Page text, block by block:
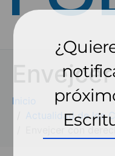
Inicio
Actualidad de los
Envejcer con